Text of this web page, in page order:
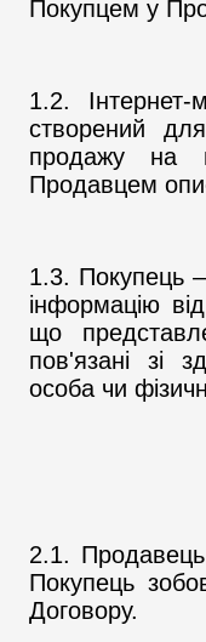
Покупцем у
1.2.
створений
продажу на
Продавцем
1.3. Покупець
інформацію
що
пов'язані зі
особа чи
2.1. Продавець
Покупець
Договору.